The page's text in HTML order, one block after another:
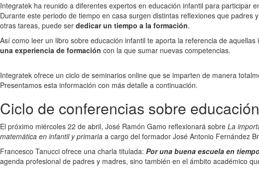
Integratek ha reunido a diferentes expertos en educación infantil para participar
Durante este periodo de tiempo en casa surgen distintas reflexiones que
otras tareas, puede ser dedicar un tiempo a la formación.
Así como leer un libro sobre educación infantil te aporta la referencia de
una experiencia de formación con la que sumar nuevas competencias.
Integratek ofrece un ciclo de seminarios online que se imparten de manera
Presentamos esta información con más detalle a continuación.
Ciclo de conferencias sobre educación
El próximo miércoles 22 de abril, José Ramón Gamo reflexionará sobre La
matemática en infantil y primaria a cargo del formador José Antonio Fernández
Francesco Tanucci ofrece una charla titulada: Por una buena escuela en
agenda profesional de padres y madres, sino también en el ámbito académico